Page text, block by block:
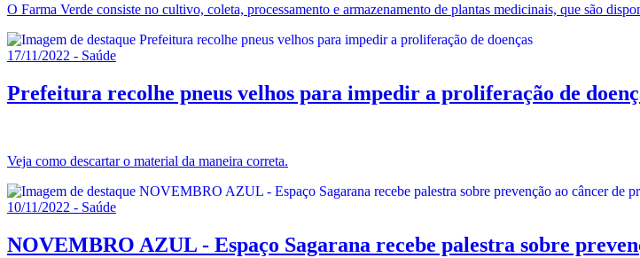
O Farma Verde consiste no cultivo, coleta, processamento e armazenamento de plantas medicinais, que são
17/11/2022 - Saúde
Prefeitura recolhe pneus velhos para impedir a proliferação de
Veja como descartar o material da maneira correta.
10/11/2022 - Saúde
NOVEMBRO AZUL - Espaço Sagarana recebe palestra sobre